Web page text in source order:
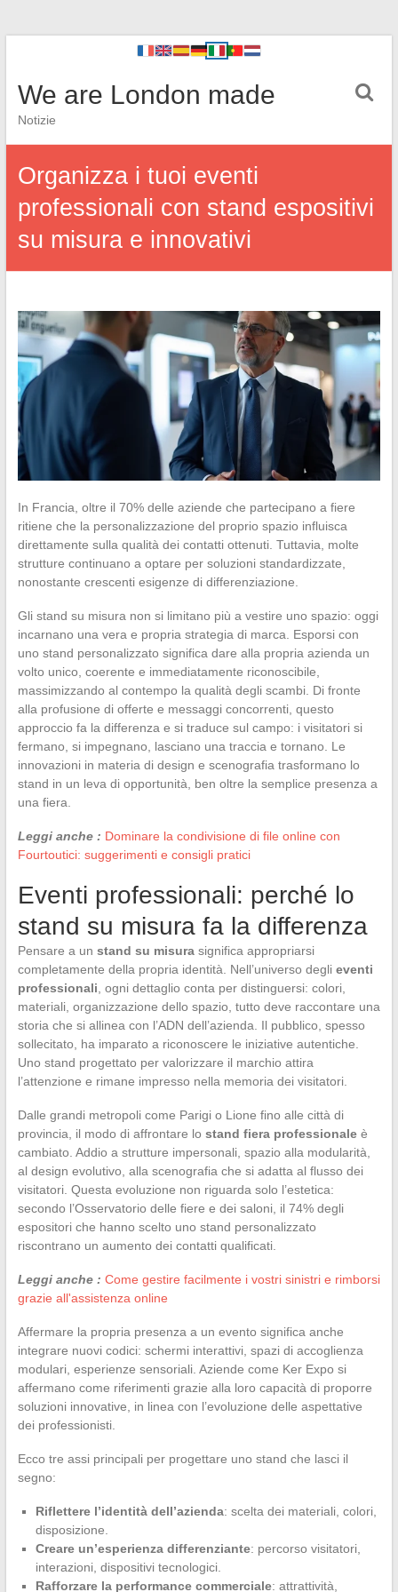
We are London made
Notizie
Organizza i tuoi eventi
professionali con stand espositivi
su misura e innovativi
In Francia, oltre il 70% delle aziende che partecipano a fiere
ritiene che la personalizzazione del proprio spazio influisca
direttamente sulla qualità dei contatti ottenuti. Tuttavia, molte
strutture continuano a optare per soluzioni standardizzate,
nonostante crescenti esigenze di differenziazione.
Gli stand su misura non si limitano più a vestire uno spazio: oggi
incarnano una vera e propria strategia di marca. Esporsi con
uno stand personalizzato significa dare alla propria azienda un
volto unico, coerente e immediatamente riconoscibile,
massimizzando al contempo la qualità degli scambi. Di fronte
alla profusione di offerte e messaggi concorrenti, questo
approccio fa la differenza e si traduce sul campo: i visitatori si
fermano, si impegnano, lasciano una traccia e tornano. Le
innovazioni in materia di design e scenografia trasformano lo
stand in un leva di opportunità, ben oltre la semplice presenza a
una fiera.
Leggi anche : Dominare la condivisione di file online con
Fourtoutici: suggerimenti e consigli pratici
Eventi professionali: perché lo
stand su misura fa la differenza
Pensare a un stand su misurasignifica appropriarsi
completamente della propria identità. Nell’universo degli eventi
professionali , ogni dettaglio conta per distinguersi: colori,
materiali, organizzazione dello spazio, tutto deve raccontare una
storia che si allinea con l’ADN dell’azienda. Il pubblico, spesso
sollecitato, ha imparato a riconoscere le iniziative autentiche.
Uno stand progettato per valorizzare il marchio attira
l’attenzione e rimane impresso nella memoria dei visitatori.
Dalle grandi metropoli come Parigi o Lione fino alle città di
provincia, il modo di affrontare lo stand fiera professionaleè
cambiato. Addio a strutture impersonali, spazio alla modularità,
al design evolutivo, alla scenografia che si adatta al flusso dei
visitatori. Questa evoluzione non riguarda solo l’estetica:
secondo l’Osservatorio delle fiere e dei saloni, il 74% degli
espositori che hanno scelto uno stand personalizzato
riscontrano un aumento dei contatti qualificati.
Leggi anche : Come gestire facilmente i vostri sinistri e rimborsi
grazie all'assistenza online
Affermare la propria presenza a un evento significa anche
integrare nuovi codici: schermi interattivi, spazi di accoglienza
modulari, esperienze sensoriali. Aziende come Ker Expo si
affermano come riferimenti grazie alla loro capacità di proporre
soluzioni innovative, in linea con l’evoluzione delle aspettative
dei professionisti.
Ecco tre assi principali per progettare uno stand che lasci il
segno:
Riflettere l’identità dell’azienda: scelta dei materiali, colori,
disposizione.
Creare un’esperienza differenziante: percorso visitatori,
interazioni, dispositivi tecnologici.
Rafforzare la performance commerciale: attrattività,